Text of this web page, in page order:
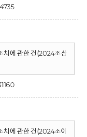
치에 관한 건(2024조삼
치에 관한 건(2024조이